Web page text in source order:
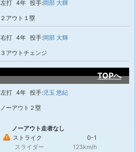
左打 4年 投手:岡部 大輝
２アウト１塁
右打 4年 投手:岡部 大輝
３アウトチェンジ
TOPへ
左打 4年 投手:児玉 悠紀
ノーアウト２塁
ノーアウト走者なし
1 ストライク
0-1
スライダー
123km/h